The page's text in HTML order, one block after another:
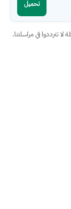
تحميل
تترددوا في مراسلتنا.